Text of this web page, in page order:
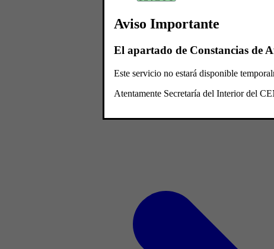
Aviso Importante
El apartado de Constancias de
Este servicio no estará disponible
Atentamente Secretaría del Interior del